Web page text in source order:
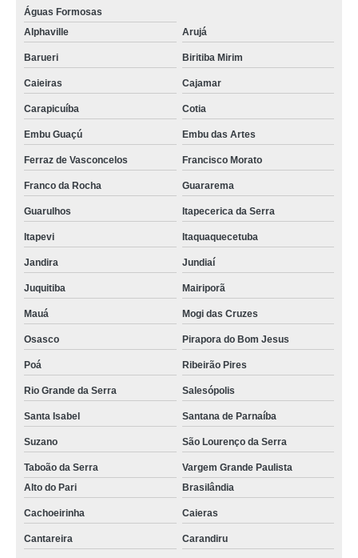
Águas Formosas
Alphaville
Arujá
Barueri Biritiba Mirim
Caieiras Cajamar
Carapicuíba Cotia
Embu Guaçú Embu das Artes
Ferraz de Vasconcelos Francisco Morato
Franco da Rocha Guararema
Guarulhos Itapecerica da Serra
Itapevi Itaquaquecetuba
Jandira Jundiaí
Juquitiba Mairiporã
Mauá Mogi das Cruzes
Osasco Pirapora do Bom Jesus
Poá Ribeirão Pires
Rio Grande da Serra Salesópolis
Santa Isabel Santana de Parnaíba
Suzano São Lourenço da Serra
Taboão da Serra
Vargem Grande Paulista
Alto do Pari
Brasilândia
Cachoeirinha Caieras
Cantareira Carandiru